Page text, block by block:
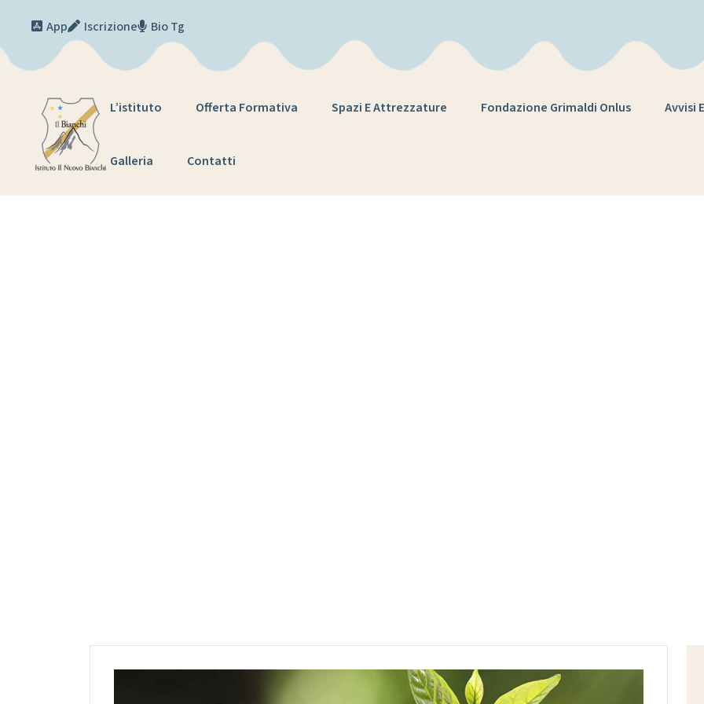
App
Iscrizione Bio Tg
L’istituto Offerta Formativa Spazi E Attrezzature Fondazione Grimaldi Onlus Avvisi
Galleria Contatti